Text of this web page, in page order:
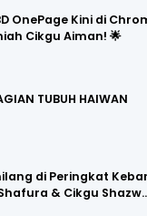
OnePage Kini di
Cikgu Aiman! 🌟
TUBUH HAIWAN
di Peringkat
& Cikgu